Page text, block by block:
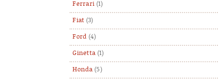
Ferrari (1)
Fiat (3)
Ford (4)
Ginetta (1)
Honda (5)